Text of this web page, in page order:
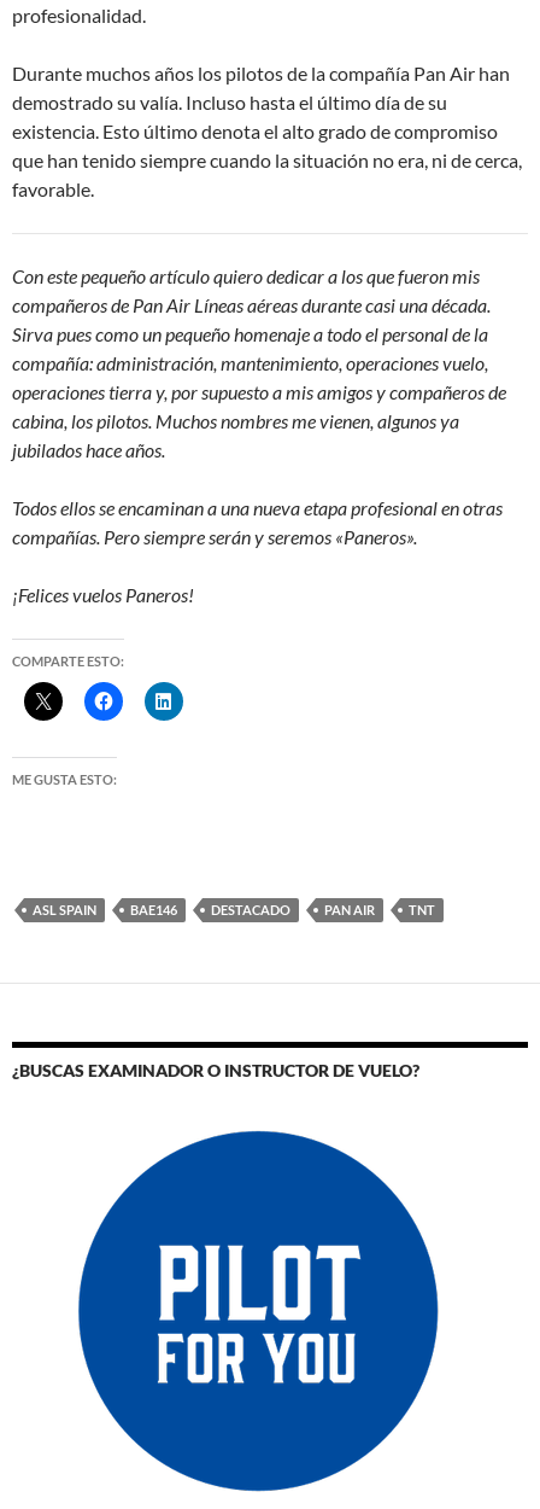
profesionalidad.
Durante muchos años los pilotos de la compañía Pan Air han
demostrado su valía. Incluso hasta el último día de su
existencia. Esto último denota el alto grado de compromiso
que han tenido siempre cuando la situación no era, ni de cerca,
favorable.
Con este pequeño artículo quiero dedicar a los que fueron mis
compañeros de Pan Air Líneas aéreas durante casi una década.
Sirva pues como un pequeño homenaje a todo el personal de la
compañía: administración, mantenimiento, operaciones vuelo,
operaciones tierra y, por supuesto a mis amigos y compañeros de
cabina, los pilotos. Muchos nombres me vienen, algunos ya
jubilados hace años.
Todos ellos se encaminan a una nueva etapa profesional en otras
compañías. Pero siempre serán y seremos «Paneros».
¡Felices vuelos Paneros!
COMPARTE ESTO:
ME GUSTA ESTO:
ASL SPAIN BAE146 DESTACADO PAN AIR TNT
¿BUSCAS EXAMINADOR O INSTRUCTOR DE VUELO?